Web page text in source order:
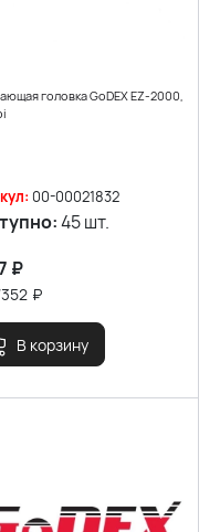
головка GoDEX EZ-2000,
00-00021832
45 шт.
₽
₽
В корзину